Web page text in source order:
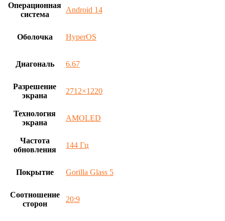
Операционная
система
Android 14
Оболочка HyperOS
Диагональ 6.67
Разрешение
экрана
2712×1220
Технология
экрана
AMOLED
Частота
обновления
144 Гц
Покрытие Gorilla Glass 5
Соотношение
сторон
20:9